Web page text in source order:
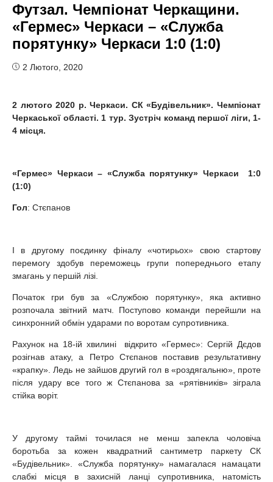
Футзал. Чемпіонат Черкащини.
«Гермес» Черкаси – «Служба
порятунку» Черкаси 1:0 (1:0)
2 Лютого, 2020
2 лютого 2020 р. Черкаси. СК «Будівельник». Чемпіонат
Черкаської області. 1 тур. Зустріч команд першої ліги, 1-
4 місця.
«Гермес» Черкаси– «Служба порятунку» Черкаси 1:0
(1:0)
Гол: Стєпанов
І в другому поєдинку фіналу «чотирьох» свою стартову
перемогу здобув переможець групи попереднього етапу
змагань у першій лізі.
Початок гри був за «Службою порятунку», яка активно
розпочала звітний матч. Поступово команди перейшли на
синхронний обмін ударами по воротам супротивника.
Рахунок на 18-ій хвилині відкрито «Гермес»: Сергій Дєдов
розігнав атаку, а Петро Стєпанов поставив результативну
«крапку». Ледь не зайшов другий гол в «роздягальню», проте
після удару все того ж Стєпанова за «рятівників» зіграла
стійка воріт.
У другому таймі точилася не менш запекла чоловіча
боротьба за кожен квадратний сантиметр паркету СК
«Будівельник». «Служба порятунку» намагалася намацати
слабкі місця в захисній ланці супротивника, натомість